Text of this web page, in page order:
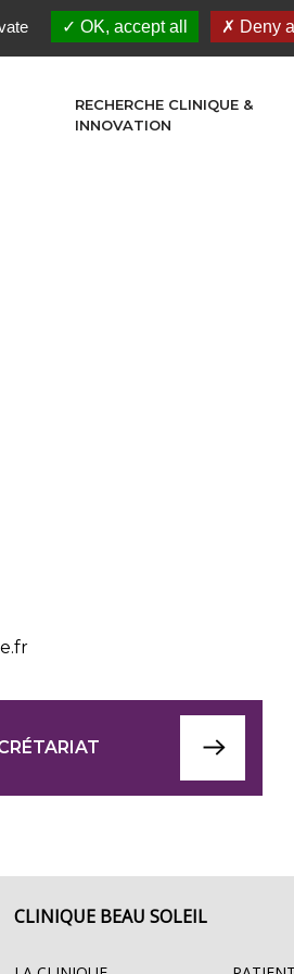
RECHERCHE CLINIQUE &
INNOVATION
CLINIQUE BEAU SOLEIL
OK, accept all Deny